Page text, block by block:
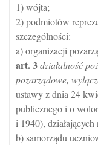
1) wójta;
2) podmiotów
szczególności:
a) organizacji
art.3działalność
pozarządowe,
ustawy z dnia 24
publicznego i o
i 1940),
b) samorządu